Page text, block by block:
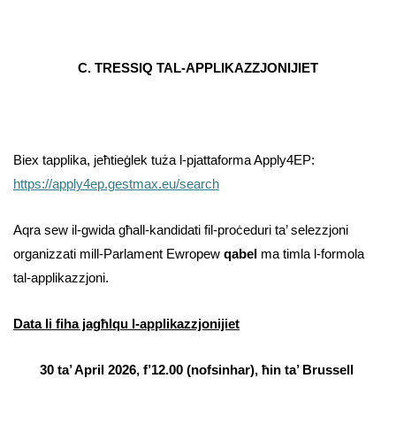
C. TRESSIQ TAL-APPLIKAZZJONIJIET
Biex tapplika, jeħtieġlek tuża l-pjattaforma Apply4EP:
https://apply4ep.gestmax.eu/search
Aqra sew il-gwida għall-kandidati fil-proċeduri ta’ selezzjoni
organizzati mill-Parlament Ewropew qabel ma timla l-formola
tal-applikazzjoni.
Data li fiha jagħlqu l-applikazzjonijiet
30 ta’ April 2026, f’12.00 (nofsinhar), ħin ta’ Brussell